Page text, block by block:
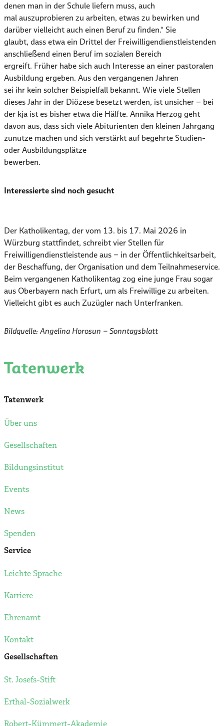
denen man in der Schule liefern muss, auch
mal auszuprobieren zu arbeiten, etwas zu bewirken und
darüber vielleicht auch einen Beruf zu finden.“ Sie
glaubt, dass etwa ein Drittel der Freiwilligendienstleistenden
anschließend einen Beruf im sozialen Bereich
ergreift. Früher habe sich auch Interesse an einer pastoralen
Ausbildung ergeben. Aus den vergangenen Jahren
sei ihr kein solcher Beispielfall bekannt. Wie viele Stellen
dieses Jahr in der Diözese besetzt werden, ist unsicher – bei
der kja ist es bisher etwa die Hälfte. Annika Herzog geht
davon aus, dass sich viele Abiturienten den kleinen Jahrgang
zunutze machen und sich verstärkt auf begehrte Studien-
oder Ausbildungsplätze
bewerben.
Interessierte sind noch gesucht
Der Katholikentag, der vom 13. bis 17. Mai 2026 in
Würzburg stattfindet, schreibt vier Stellen für
Freiwilligendienstleistende aus – in der Öffentlichkeitsarbeit,
der Beschaffung, der Organisation und dem Teilnahmeservice.
Beim vergangenen Katholikentag zog eine junge Frau sogar
aus Oberbayern nach Erfurt, um als Freiwillige zu arbeiten.
Vielleicht gibt es auch Zuzügler nach Unterfranken.
Bildquelle: Angelina Horosun – Sonntagsblatt
Tatenwerk
Über uns
Gesellschaften
Bildungsinstitut
Events
News
Spenden
Service
Leichte Sprache
Karriere
Ehrenamt
Kontakt
Gesellschaften
St. Josefs-Stift
Erthal-Sozialwerk
Robert-Kümmert-Akademie